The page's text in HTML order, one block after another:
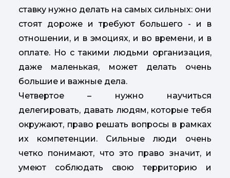
ставку нужно делать на самых сильных: они
стоят дороже и требуют большего - и в
отношении, и в эмоциях, и во времени, и в
оплате. Но с такими людьми организация,
даже маленькая, может делать очень
большие и важные дела.
Четвертое – нужно научиться
делегировать, давать людям, которые тебя
окружают, право решать вопросы в рамках
их компетенции. Сильные люди очень
четко понимают, что это право значит, и
умеют соблюдать свою территорию и